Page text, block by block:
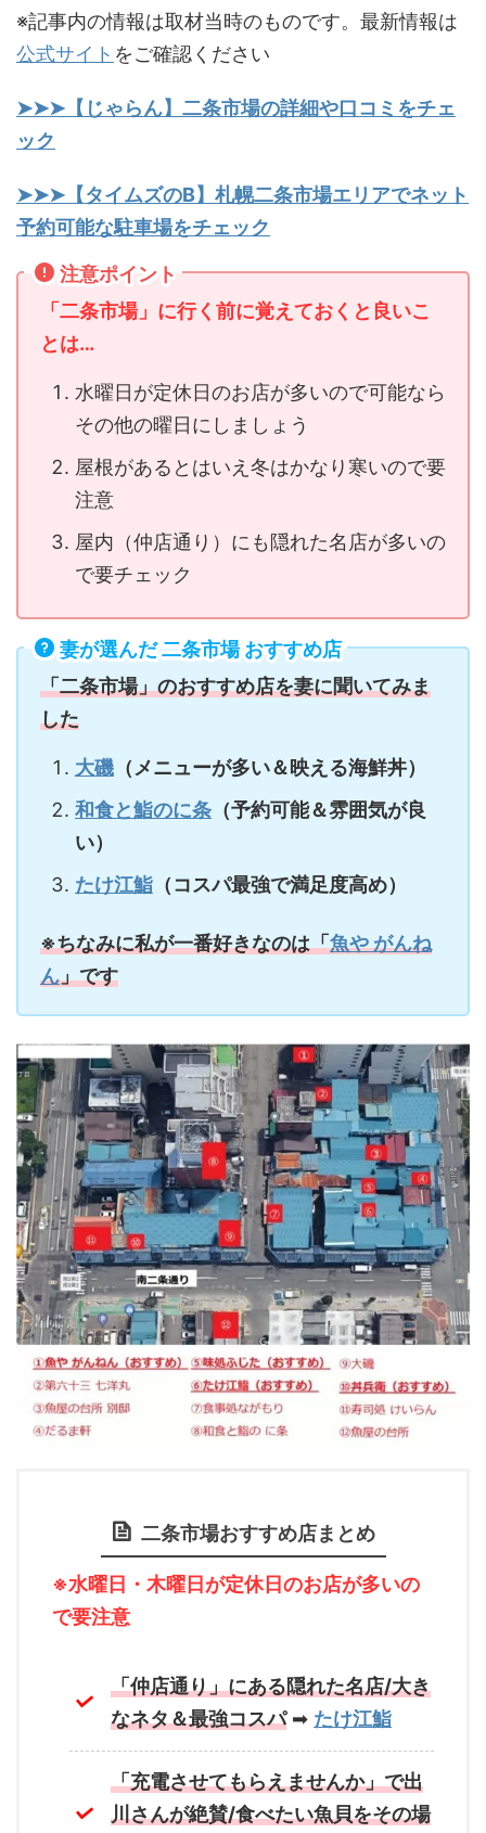
※記事内の情報は取材当時のものです。最新情報は
公式サイト をご確認ください
➤➤➤【じゃらん】二条市場の詳細や口コミをチェ
ック
➤➤➤【タイムズのB】札幌二条市場エリアでネット
予約可能な駐車場をチェック
注意ポイント
「二条市場」に行く前に覚えておくと良いこ
とは…
水曜日が定休日のお店が多いので可能なら
その他の曜日にしましょう
屋根があるとはいえ冬はかなり寒いので要
注意
屋内（仲店通り）にも隠れた名店が多いの
で要チェック
妻が選んだ 二条市場 おすすめ店
「二条市場」のおすすめ店を妻に聞いてみま
した
大磯 （メニューが多い＆映える海鮮丼）
和食と鮨のに条 （予約可能＆雰囲気が良
い）
たけ江鮨 （コスパ最強で満足度高め）
※ちなみに私が一番好きなのは「魚や がんね
ん」です
二条市場おすすめ店まとめ
※水曜日・木曜日が定休日のお店が多いの
で要注意
「仲店通り」にある隠れた名店/大き
なネタ＆最強コスパ➡ たけ江鮨
「充電させてもらえませんか」で出
川さんが絶賛/食べたい魚貝をその場